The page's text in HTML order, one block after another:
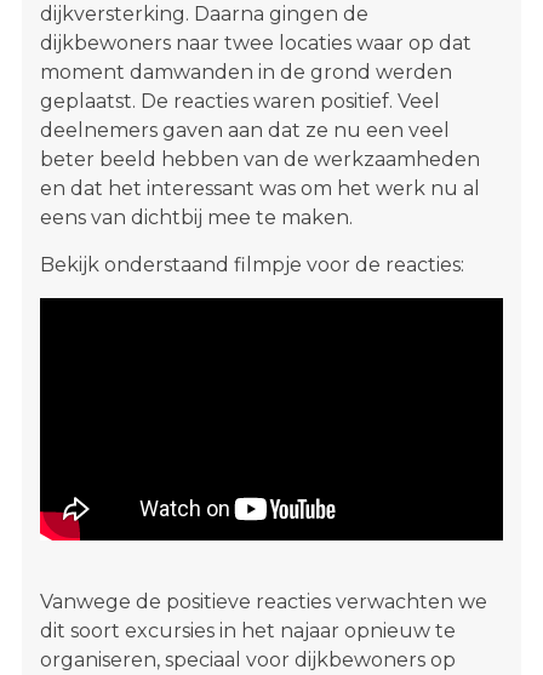
dijkversterking. Daarna gingen de
dijkbewoners naar twee locaties waar op dat
moment damwanden in de grond werden
geplaatst. De reacties waren positief. Veel
deelnemers gaven aan dat ze nu een veel
beter beeld hebben van de werkzaamheden
en dat het interessant was om het werk nu al
eens van dichtbij mee te maken.
Bekijk onderstaand filmpje voor de reacties:
Vanwege de positieve reacties verwachten we
dit soort excursies in het najaar opnieuw te
organiseren, speciaal voor dijkbewoners op